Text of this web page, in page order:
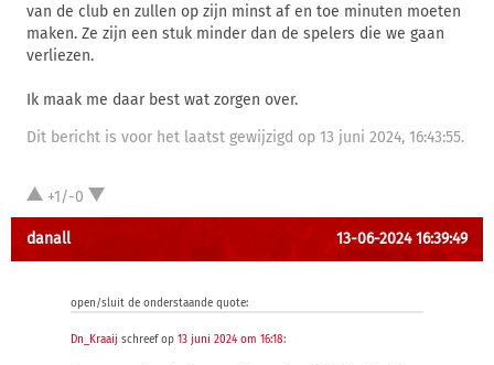
van de club en zullen op zijn minst af en toe minuten moeten
maken. Ze zijn een stuk minder dan de spelers die we gaan
verliezen.
Ik maak me daar best wat zorgen over.
Dit bericht is voor het laatst gewijzigd op 13 juni 2024, 16:43:55.
+1/-0
danall 13-06-2024 16:39:49
open/sluit de onderstaande quote:
Dn_Kraaij schreef op 13 juni 2024 om 16:18: